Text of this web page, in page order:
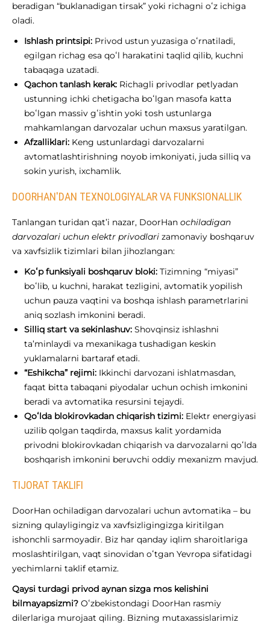
beradigan “buklanadigan tirsak” yoki richagni oʻz ichiga
oladi.
Ishlash printsipi: Privod ustun yuzasiga oʻrnatiladi,
egilgan richag esa qoʻl harakatini taqlid qilib, kuchni
tabaqaga uzatadi.
Qachon tanlash kerak: Richagli privodlar petlyadan
ustunning ichki chetigacha boʻlgan masofa katta
boʻlgan massiv gʻishtin yoki tosh ustunlarga
mahkamlangan darvozalar uchun maxsus yaratilgan.
Afzalliklari: Keng ustunlardagi darvozalarni
avtomatlashtirishning noyob imkoniyati, juda silliq va
sokin yurish, ixchamlik.
DOORHAN'DAN TEXNOLOGIYALAR VA FUNKSIONALLIK
Tanlangan turidan qat’i nazar, DoorHan ochiladigan
darvozalari uchun elektr privodlari zamonaviy boshqaruv
va xavfsizlik tizimlari bilan jihozlangan:
Koʻp funksiyali boshqaruv bloki: Tizimning “miyasi”
boʻlib, u kuchni, harakat tezligini, avtomatik yopilish
uchun pauza vaqtini va boshqa ishlash parametrlarini
aniq sozlash imkonini beradi.
Silliq start va sekinlashuv: Shovqinsiz ishlashni
ta’minlaydi va mexanikaga tushadigan keskin
yuklamalarni bartaraf etadi.
“Eshikcha” rejimi: Ikkinchi darvozani ishlatmasdan,
faqat bitta tabaqani piyodalar uchun ochish imkonini
beradi va avtomatika resursini tejaydi.
Qoʻlda blokirovkadan chiqarish tizimi: Elektr energiyasi
uzilib qolgan taqdirda, maxsus kalit yordamida
privodni blokirovkadan chiqarish va darvozalarni qoʻlda
boshqarish imkonini beruvchi oddiy mexanizm mavjud.
TIJORAT TAKLIFI
DoorHan ochiladigan darvozalari uchun avtomatika – bu
sizning qulayligingiz va xavfsizligingizga kiritilgan
ishonchli sarmoyadir. Biz har qanday iqlim sharoitlariga
moslashtirilgan, vaqt sinovidan oʻtgan Yevropa sifatidagi
yechimlarni taklif etamiz.
Qaysi turdagi privod aynan sizga mos kelishini
bilmayapsizmi? Oʻzbekistondagi DoorHan rasmiy
dilerlariga murojaat qiling. Bizning mutaxassislarimiz